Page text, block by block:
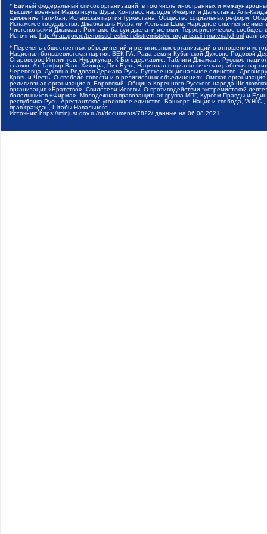
* Единый федеральный список организаций, в том числе иностранных и
Высший военный Маджлисуль Шура, Конгресс народов Ичкерии и Дагестана, Аль-
Движение Талибан, Исламская партия Туркестана, Общество социальных реформ,
Исламское государство, Джабха аль-Нусра ли-Ахль аш-Шам, Народное ополчение
Чистопольский Джамаат, Рохнамо ба суи давлати исломи, Террористическое
Источник: http://nac.gov.ru/terroristicheskie-i-ekstremistskie-organizacii-i-materialy.html
* Перечень общественных объединений и религиозных организаций в отношении
Национал-большевистская партия, ВЕК РА, Рада земли Кубанской Духовно Родовой
Староверов-Инглингов, Нурджулар, К Богодержавию, Таблиги Джамаат, Русское
славян, Ат-Такфир Валь-Хиджра, Пит Буль, Национал-социалистическая рабочая
Череповца, Духовно-Родовая Держава Русь, Русское национальное единство,
Кровь и Честь, О свободе совести и о религиозных объединениях, Омская
религиозная организация п. Боровский, Община Коренного Русского народа
организация «Братство», Свидетели Иеговы, О противодействии экстремистской
болельщиков «Фирма», Молодежная правозащитная группа МПГ, Курсом Правды и
республика Русь, Арестантское уголовное единство, Башкорт, Нация и свобода,
прав граждан, Штабы Навального
Источник: https://minjust.gov.ru/ru/documents/7822/ данные на 06.08.2021